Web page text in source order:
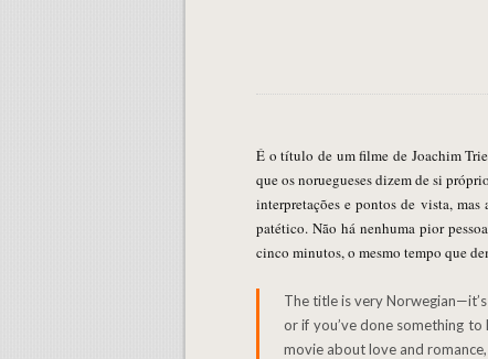
É o título de um filme de Joachim Trier, que implica algum humor e muita auto-depreciação nórdica, tradução literal de uma máxima “verdens verste menneske”,
que os noruegueses dizem de si
interpretações e pontos de vista, mas
patético. Não há nenhuma pior
cinco minutos, o mesmo tempo que
The title is very Norwegian—it’s a direct translation of a catchphrase, verdens verste menneske. If you feel you’re not living up to your expectations
or if you’ve done something to
movie about love and